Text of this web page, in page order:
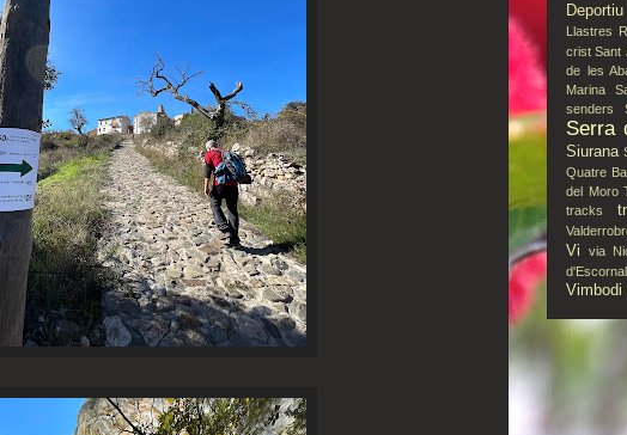
Deportiu
Llastres
crist Sant
de les
Marina
senders
Serra
Siurana
Quatre
del Moro
tracks
Vi
via
Vimbodi